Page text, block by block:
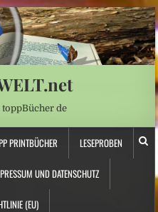
de
PRINTBÜCHER LESEPROBEN
UND DATENSCHUTZ
(EU)